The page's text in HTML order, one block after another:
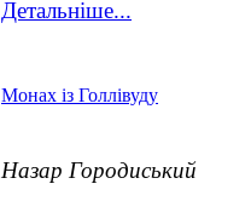
Детальніше...
Монах із Голлівуду
Назар Городиський